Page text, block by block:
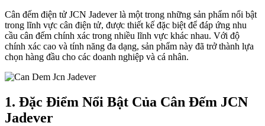
Cân đếm điện tử JCN Jadever là một trong những sản phẩm nổi bật
trong lĩnh vực cân điện tử, được thiết kế đặc biệt để đáp ứng nhu
cầu cân đếm chính xác trong nhiều lĩnh vực khác nhau. Với độ
chính xác cao và tính năng đa dạng, sản phẩm này đã trở thành lựa
chọn hàng đầu cho các doanh nghiệp và cá nhân.
1. Đặc Điểm Nổi Bật Của Cân Đếm JCN
Jadever